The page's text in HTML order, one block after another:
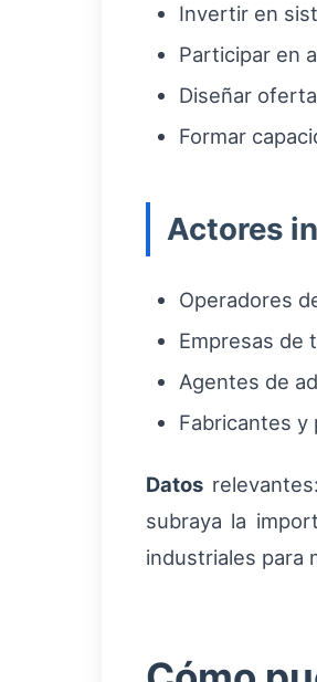
Invertir en
Participar en
Diseñar
Formar
Actores
Operadores
Empresas de
Agentes de
Fabricantes
Datos
subraya la
industriales para